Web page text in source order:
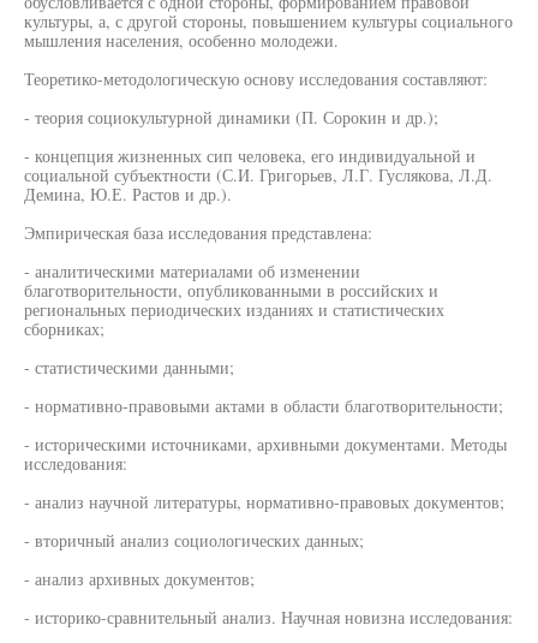
культуры, а, с другой стороны, повышением культуры социального
мышления населения, особенно молодежи.
Теоретико-методологическую основу исследования составляют:
- теория социокультурной динамики (П. Сорокин и др.);
- концепция жизненных сип человека, его индивидуальной и
социальной субъектности (С.И. Григорьев, Л.Г. Гуслякова, Л.Д.
Демина, Ю.Е. Растов и др.).
Эмпирическая база исследования представлена:
- аналитическими материалами об изменении
благотворительности, опубликованными в российских и
региональных периодических изданиях и статистических
сборниках;
- статистическими данными;
- нормативно-правовыми актами в области благотворительности;
- историческими источниками, архивными документами. Методы
исследования:
- анализ научной литературы, нормативно-правовых документов;
- вторичный анализ социологических данных;
- анализ архивных документов;
- историко-сравнительный анализ. Научная новизна исследования: